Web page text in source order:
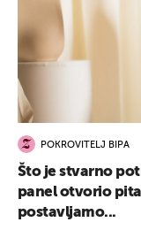
POKROVITELJ BIPA
Što je stvarno
panel otvorio
postavljamo...